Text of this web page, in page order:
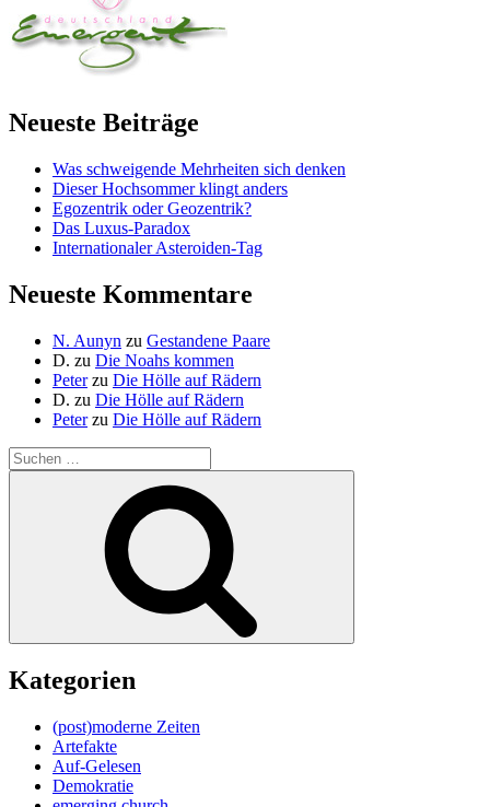
Neueste Beiträge
Was schweigende Mehrheiten sich denken
Dieser Hochsommer klingt anders
Egozentrik oder Geozentrik?
Das Luxus-Paradox
Internationaler Asteroiden-Tag
Neueste Kommentare
N. Aunyn zu Gestandene Paare
D. zu Die Noahs kommen
Peterzu Die Hölle auf Rädern
D. zu Die Hölle auf Rädern
Peterzu Die Hölle auf Rädern
Suche
nach:
Kategorien
(post)moderne Zeiten
Artefakte
Auf-Gelesen
Demokratie